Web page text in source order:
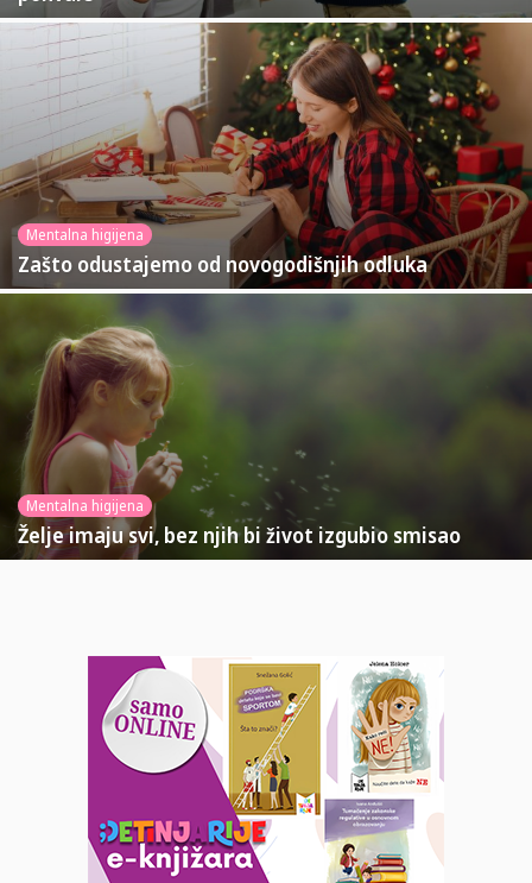
Mentalna higijena
Zašto odustajemo od novogodišnjih odluka
Mentalna higijena
Želje imaju svi, bez njih bi život izgubio smisao